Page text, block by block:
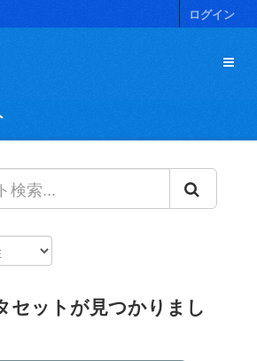
ログイン
セットが見つかりまし